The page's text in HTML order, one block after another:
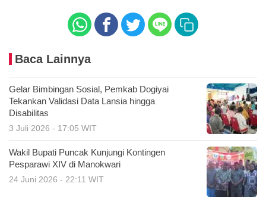
Baca Lainnya
Gelar Bimbingan Sosial, Pemkab Dogiyai
Tekankan Validasi Data Lansia hingga
Disabilitas
3 Juli 2026 - 17:05 WIT
Wakil Bupati Puncak Kunjungi Kontingen
Pesparawi XIV di Manokwari
24 Juni 2026 - 22:11 WIT